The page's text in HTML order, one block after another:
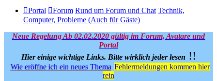
Portal Forum Rund um Forum und Chat Technik,
Computer, Probleme (Auch für Gäste)
Neue Regelung Ab 02.02.2020 gültig im Forum, Avatare und
Portal
Hier einige wichtige Links. Bitte wirklich jeder lesen !!
Wie eröffne ich ein neues Thema Fehlermeldungen kommen hier
rein